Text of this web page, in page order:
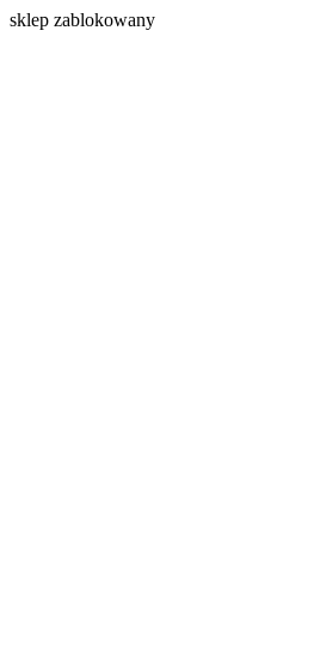
sklep zablokowany